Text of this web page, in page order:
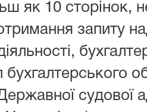
як 10 сторінок,
запиту
бухгалтерського
судової